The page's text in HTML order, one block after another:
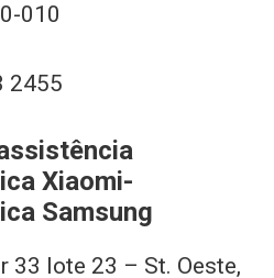
010
2455
Xiaomi-
Samsung
33 lote 23 – St. Oeste,